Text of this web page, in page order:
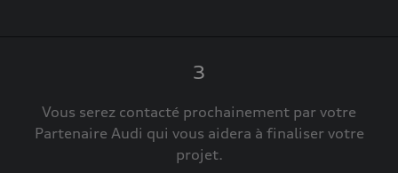
3
Vous serez contacté prochainement par votre
Partenaire Audi qui vous aidera à finaliser votre
projet.